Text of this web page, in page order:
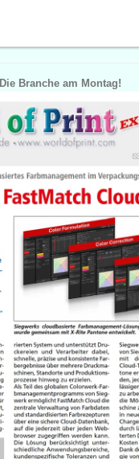
Die Branche am Montag!